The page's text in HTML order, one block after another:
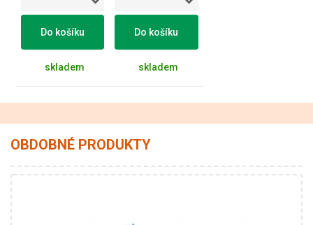
Do košíku
skladem
Do košíku
skladem
OBDOBNÉ PRODUKTY